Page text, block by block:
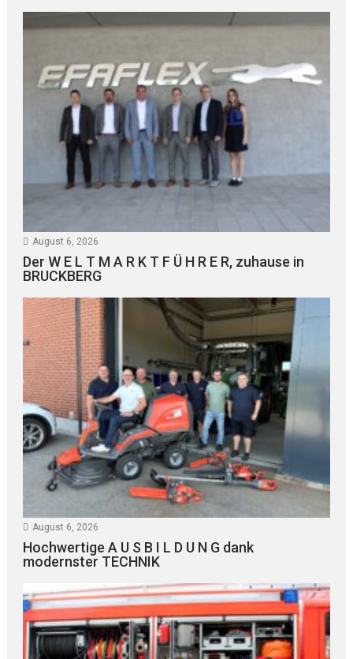
August 6, 2026
Der W E L T M A R K T F Ü H R E R, zuhause in
BRUCKBERG
August 6, 2026
Hochwertige A U S B I L D U N G dank
modernster TECHNIK